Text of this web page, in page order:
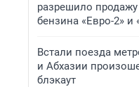
разрешило
бензина «Евро-2» и
Встали поезда
и Абхазии
блэкаут